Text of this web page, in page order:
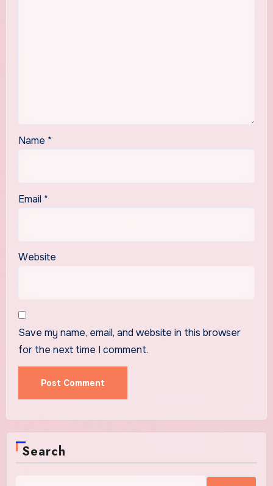
Name *
Email *
Website
Save my name, email, and website in this browser
for the next time I comment.
Search